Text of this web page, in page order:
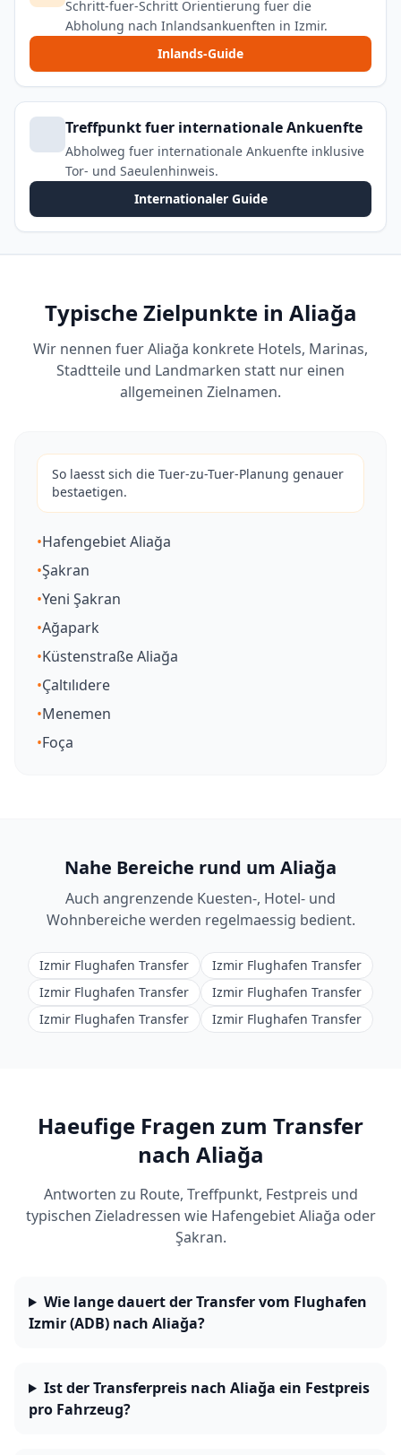
Schritt-fuer-Schritt Orientierung fuer die
Abholung nach Inlandsankuenften in Izmir.
Inlands-Guide
Treffpunkt fuer internationale Ankuenfte
Abholweg fuer internationale Ankuenfte inklusive
Tor- und Saeulenhinweis.
Internationaler Guide
Typische Zielpunkte in Aliağa
Wir nennen fuer Aliağa konkrete Hotels, Marinas,
Stadtteile und Landmarken statt nur einen
allgemeinen Zielnamen.
So laesst sich die Tuer-zu-Tuer-Planung genauer
bestaetigen.
•Hafengebiet Aliağa
•Şakran
•Yeni Şakran
•Ağapark
•Küstenstraße Aliağa
•Çaltılıdere
•Menemen
•Foça
Nahe Bereiche rund um Aliağa
Auch angrenzende Kuesten-, Hotel- und
Wohnbereiche werden regelmaessig bedient.
Izmir Flughafen Transfer
Izmir Flughafen Transfer
Izmir Flughafen Transfer
Izmir Flughafen Transfer
Izmir Flughafen Transfer
Izmir Flughafen Transfer
Haeufige Fragen zum Transfer
nach Aliağa
Antworten zu Route, Treffpunkt, Festpreis und
typischen Zieladressen wie Hafengebiet Aliağa oder
Şakran.
Wie lange dauert der Transfer vom Flughafen
Izmir (ADB) nach Aliağa?
Ist der Transferpreis nach Aliağa ein Festpreis
pro Fahrzeug?